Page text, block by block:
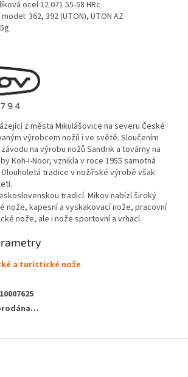
ocel 12 071 55-58 HRc
362, 392 (UTON), UTON AZ
z města Mikulášovice na severu České
výrobcem nožů i ve světě. Sloučením
na výrobu nožů Sandrik a továrny na
Koh-I-Noor, vznikla v roce 1955 samotná
tradice v nožířské výrobě však
tradicí. Mikov nabízí široký
nože, kapesní a vyskakovací nože, pracovní
nože, ale i nože sportovní a vrhací.
a turistické nože